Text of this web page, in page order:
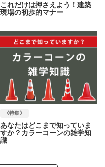
これだけは押さえよう！建築
現場の初歩的マナー
《特集》
あなたはどこまで知っていま
すか？カラーコーンの雑学知
識